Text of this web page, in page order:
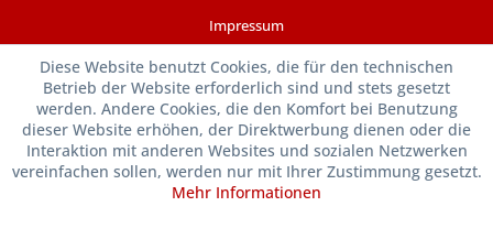
Impressum
Diese Website benutzt Cookies, die für den technischen
Betrieb der Website erforderlich sind und stets gesetzt
werden. Andere Cookies, die den Komfort bei Benutzung
dieser Website erhöhen, der Direktwerbung dienen oder die
Interaktion mit anderen Websites und sozialen Netzwerken
vereinfachen sollen, werden nur mit Ihrer Zustimmung gesetzt.
Mehr Informationen